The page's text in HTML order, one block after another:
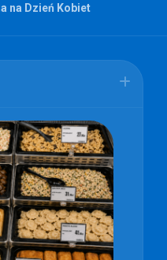
na Dzień Kobiet